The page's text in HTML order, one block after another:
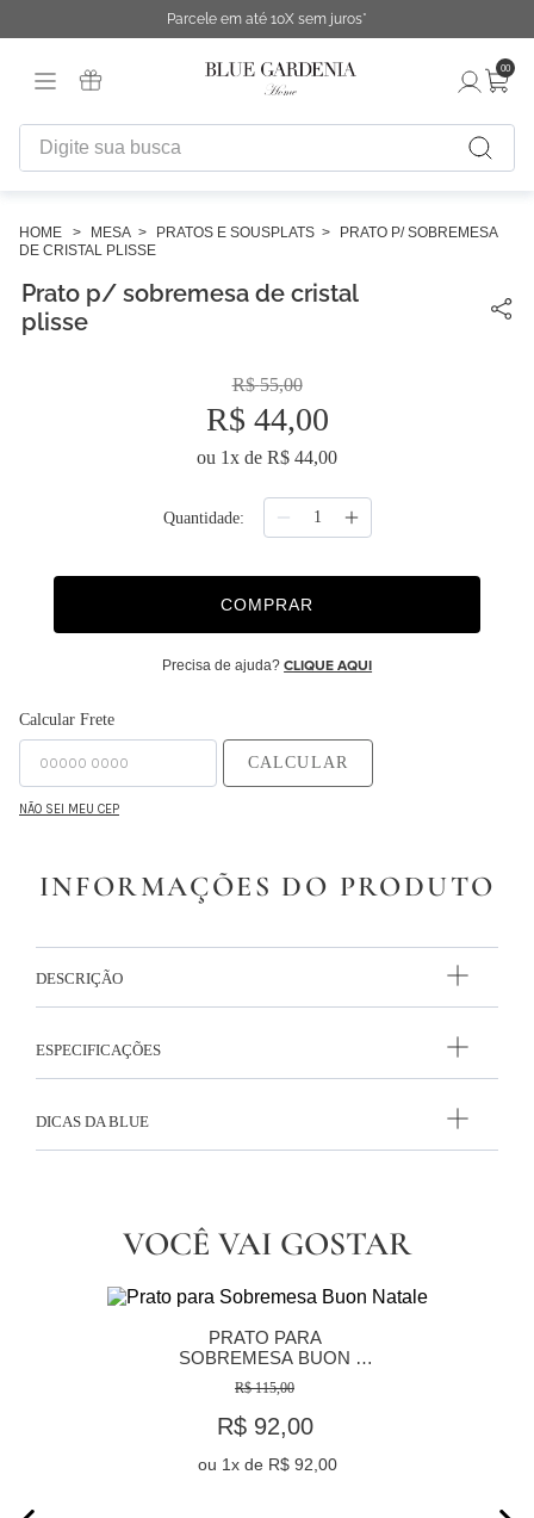
Parcele em até 10X sem juros*
00
Digite sua busca
MESA PRATOS E SOUSPLATS
PRATO P/ SOBREMESA
DE CRISTAL PLISSE
Prato p/ sobremesa de cristal
plisse
R$ 55,00
R$ 44,00
ou 1x de R$ 44,00
Quantidade
COMPRAR
Precisa de ajuda? CLIQUE AQUI
Calcular Frete
CALCULAR
NÃO SEI MEU CEP
INFORMAÇÕES DO PRODUTO
DESCRIÇÃO
ESPECIFICAÇÕES
DICAS DA BLUE
VOCÊ VAI GOSTAR
PRATO PARA
SOBREMESA BUON
NATALE
R$ 115,00
R$ 92,00
ou 1x de R$ 92,00
1º
fronha
5º
8º
necessaire
10º capa duvet